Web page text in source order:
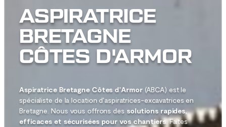
ASPIRATRICE
BRETAGNE
CÔTES D'ARMOR
Aspiratrice Bretagne Côtes d’Armor(ABCA) est le
spécialiste de la location d’aspiratrices-excavatrices en
Bretagne. Nous vous offrons des solutions rapides,
efficaces et sécurisées pour vos chantiers. Faites